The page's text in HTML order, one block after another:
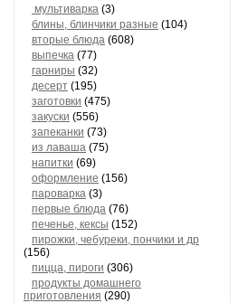
мультиварка (3)
блины, блинчики разные (104)
вторые блюда (608)
выпечка (77)
гарниры (32)
десерт (195)
заготовки (475)
закуски (556)
запеканки (73)
из лаваша (75)
напитки (69)
оформление (156)
пароварка (3)
первые блюда (76)
печенье, кексы (152)
пирожки, чебуреки, пончики и др
(156)
пицца, пироги (306)
продукты домашнего
приготовления (290)